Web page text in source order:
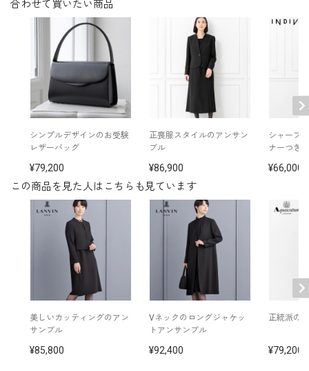
裏地：キュプラ100％
その他
洗濯方法：クリーニング
後ろファスナー
※モデル着用： イヤリング /
5652200-00
ネックレス /5615200-00
バッグ /5387242-00
この商品を見た人はこちらも見ています
美しいカッティングのアン
サンブル
85,800
Vネックのロングジャケッ
トアンサンブル
92,400
正統派の
79,200
合わせて買いたい商品
シンプルデザインのお受験
レザーバッグ
79,200
正喪服スタイルのアンサン
ブル
86,900
シャープ
ナーつき
66,000